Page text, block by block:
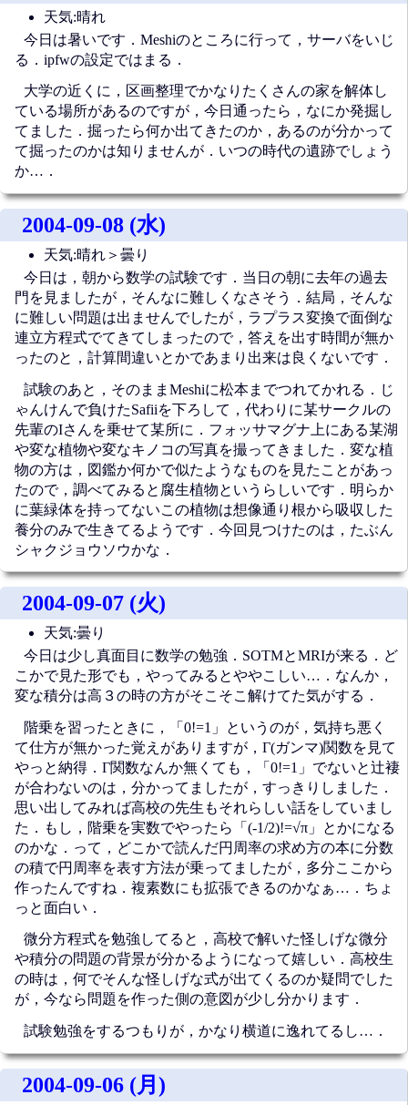
天気:晴れ
今日は暑いです．Meshiのところに行って，サーバをいじ
る．ipfwの設定ではまる．
大学の近くに，区画整理でかなりたくさんの家を解体し
ている場所があるのですが，今日通ったら，なにか発掘し
てました．掘ったら何か出てきたのか，あるのが分かって
て掘ったのかは知りませんが．いつの時代の遺跡でしょう
か…．
2004-09-08 (水)
天気:晴れ＞曇り
今日は，朝から数学の試験です．当日の朝に去年の過去
門を見ましたが，そんなに難しくなさそう．結局，そんな
に難しい問題は出ませんでしたが，ラプラス変換で面倒な
連立方程式でてきてしまったので，答えを出す時間が無か
ったのと，計算間違いとかであまり出来は良くないです．
試験のあと，そのままMeshiに松本までつれてかれる．じ
ゃんけんで負けたSafiiを下ろして，代わりに某サークルの
先輩のIさんを乗せて某所に．フォッサマグナ上にある某湖
や変な植物や変なキノコの写真を撮ってきました．変な植
物の方は，図鑑か何かで似たようなものを見たことがあっ
たので，調べてみると腐生植物というらしいです．明らか
に葉緑体を持ってないこの植物は想像通り根から吸収した
養分のみで生きてるようです．今回見つけたのは，たぶん
シャクジョウソウかな．
2004-09-07 (火)
天気:曇り
今日は少し真面目に数学の勉強．SOTMとMRIが来る．ど
こかで見た形でも，やってみるとややこしい…．なんか，
変な積分は高３の時の方がそこそこ解けてた気がする．
階乗を習ったときに，「0!=1」というのが，気持ち悪く
て仕方が無かった覚えがありますが，Γ(ガンマ)関数を見て
やっと納得．Γ関数なんか無くても，「0!=1」でないと辻褄
が合わないのは，分かってましたが，すっきりしました．
思い出してみれば高校の先生もそれらしい話をしていまし
た．もし，階乗を実数でやったら「(-1/2)!=√π」とかになる
のかな．って，どこかで読んだ円周率の求め方の本に分数
の積で円周率を表す方法が乗ってましたが，多分ここから
作ったんですね．複素数にも拡張できるのかなぁ…．ちょ
っと面白い．
微分方程式を勉強してると，高校で解いた怪しげな微分
や積分の問題の背景が分かるようになって嬉しい．高校生
の時は，何でそんな怪しげな式が出てくるのか疑問でした
が，今なら問題を作った側の意図が少し分かります．
試験勉強をするつもりが，かなり横道に逸れてるし…．
2004-09-06 (月)